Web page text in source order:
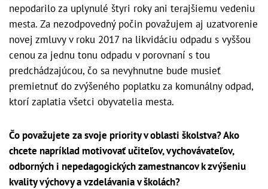
nepodarilo za uplynulé štyri roky ani terajšiemu vedeniu
mesta. Za nezodpovedný počin považujem aj uzatvorenie
novej zmluvy v roku 2017 na likvidáciu odpadu s vyššou
cenou za jednu tonu odpadu v porovnaní s tou
predchádzajúcou, čo sa nevyhnutne bude musieť
premietnuť do zvýšeného poplatku za komunálny odpad,
ktorí zaplatia všetci obyvatelia mesta.
Čo považujete za svoje priority v oblasti školstva? Ako
chcete napríklad motivovať učiteľov, vychovávateľov,
odborných i nepedagogických zamestnancov k zvýšeniu
kvality výchovy a vzdelávania v školách?